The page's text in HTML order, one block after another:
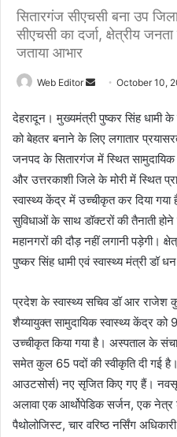
सितारगंज सीएचसी बना उप
सीएचसी का दर्जा, क्षेत्रीय
जताया आभार
Web Editor
n
d
a
n
e
m
a
October 10,
देहरादून। मुख्यमंत्री पुष्कर सिंह धामी
को बेहतर बनाने के लिए लगातार
जनपद के सितारगंज में स्थित सामुदायिक
और उत्तरकाशी जिले के मोरी में स्थित
स्वास्थ्य केंद्र में उच्चीकृत कर दिया गया
सुविधाओं के साथ डॉक्टरों की तैनाती
महानगरों की दौड़ नहीं लगानी पड़ेगी।
पुष्कर सिंह धामी एवं स्वास्थ्य मंत्री डॉ
प्रदेश के स्वास्थ्य सचिव डॉ आर
शैय्यायुक्त सामुदायिक स्वास्थ्य केंद्र को
उच्चीकृत किया गया है। अस्पताल के
समेत कुल 65 पदों की स्वीकृति दी गई
आउटसोर्स) नए सृजित किए गए हैं।
अलावा एक आर्थोपेडिक सर्जन, एक
पैथोलोजिस्ट, चार वरिष्ठ नर्सिंग